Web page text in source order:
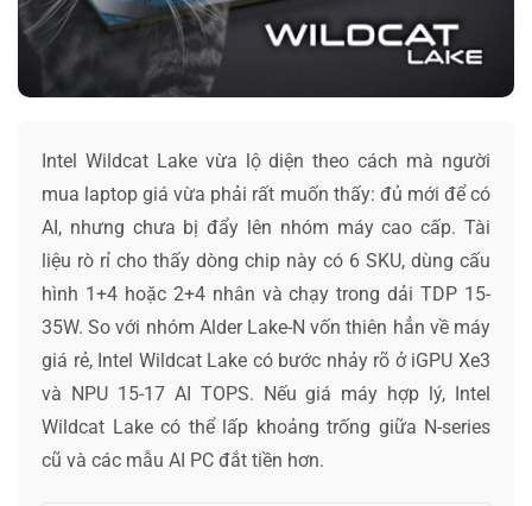
Intel Wildcat Lake vừa lộ diện theo cách mà người
mua laptop giá vừa phải rất muốn thấy: đủ mới để có
AI, nhưng chưa bị đẩy lên nhóm máy cao cấp. Tài
liệu rò rỉ cho thấy dòng chip này có 6 SKU, dùng cấu
hình 1+4 hoặc 2+4 nhân và chạy trong dải TDP 15-
35W. So với nhóm Alder Lake-N vốn thiên hẳn về máy
giá rẻ, Intel Wildcat Lake có bước nhảy rõ ở iGPU Xe3
và NPU 15-17 AI TOPS. Nếu giá máy hợp lý, Intel
Wildcat Lake có thể lấp khoảng trống giữa N-series
cũ và các mẫu AI PC đắt tiền hơn.